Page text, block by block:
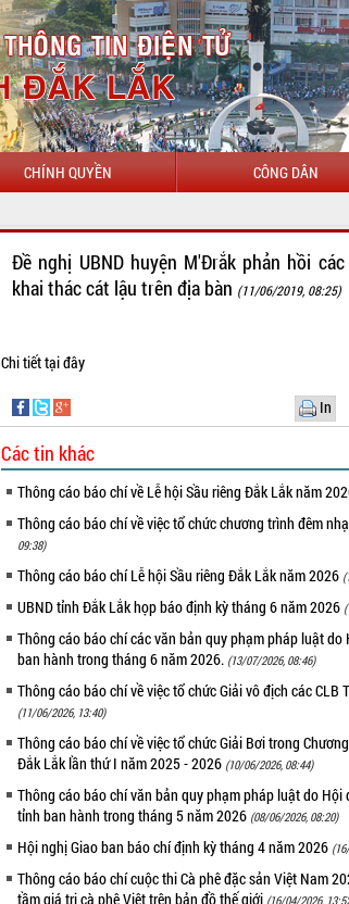
CHÍNH QUYỀN CÔNG DÂN
Đề nghị UBND huyện M'Đrắk phản hồi
khai thác cát lậu trên địa bàn (11/06/2019, 08:25)
Chi tiếttại đây
In
Các tin khác
Thông cáo báo chí về Lễ hội Sầu riêng Đắk Lắk năm
Thông cáo báo chí về việc tổ chức chương trình đêm
09:38)
Thông cáo báo chí Lễ hội Sầu riêng Đắk Lắk năm 2026
UBND tỉnh Đắk Lắk họp báo định kỳ tháng 6 năm 2026
Thông cáo báo chí các văn bản quy phạm pháp luật do
ban hành trong tháng 6 năm 2026. (13/07/2026, 08:46)
Thông cáo báo chí về việc tổ chức Giải vô địch các CLB
(11/06/2026, 13:40)
Thông cáo báo chí về việc tổ chức Giải Bơi trong
Đắk Lắk lần thứ I năm 2025 - 2026 (10/06/2026, 08:44)
Thông cáo báo chí văn bản quy phạm pháp luật do
tỉnh ban hành trong tháng 5 năm 2026 (08/06/2026, 08:20)
Hội nghị Giao ban báo chí định kỳ tháng 4 năm 2026
Thông cáo báo chí cuộc thi Cà phê đặc sản Việt Nam
tầm giá trị cà phê Việt trên bản đồ thế giới (16/04/2026,